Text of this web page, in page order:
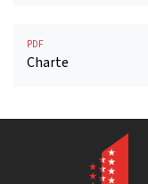
PDF
Charte